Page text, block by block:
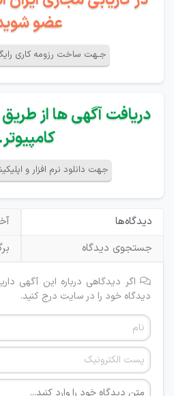
عضو
جـهت ساخت رزومه کاری
دریافت آگهی ها از طریق
جهت دانلود نرم افزار و
دیدگاه‌ها
جستجوی دیدگاه
اگر دیدگاهی درباره این آگهی
دیدگاه خود را در سایت درج کنید.